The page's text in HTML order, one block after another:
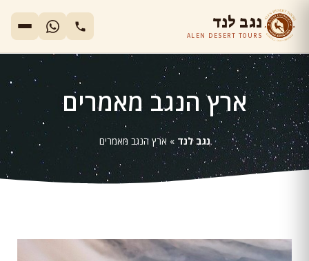
נגב לנד
ALEN DESERT TOURS
ארץ הנגב מאמרים
נגב לנד » ארץ הנגב מאמרים